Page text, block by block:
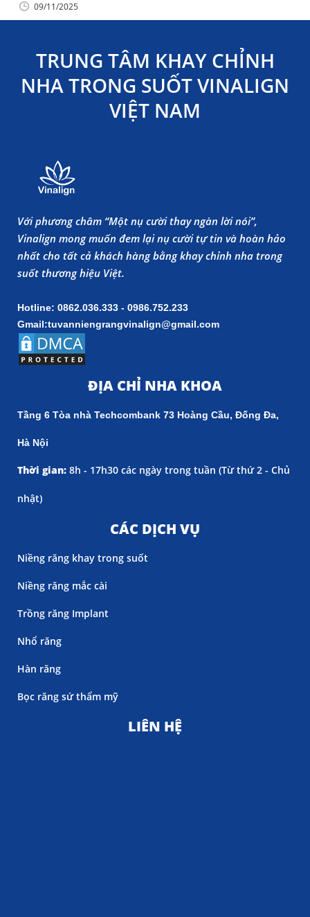
09/11/2025
TRUNG TÂM KHAY CHỈNH
NHA TRONG SUỐT VINALIGN
VIỆT NAM
Với phương châm “Một nụ cười thay ngàn lời nói”,
Vinalign mong muốn đem lại nụ cười tự tin và hoàn hảo
nhất cho tất cả khách hàng bằng khay chỉnh nha trong
suốt thương hiệu Việt.
Hotline: 0862.036.333 - 0986.752.233
Gmail:tuvanniengrangvinalign@gmail.com
ĐỊA CHỈ NHA KHOA
Tầng 6 Tòa nhà Techcombank 73 Hoàng Cầu, Đống Đa,
Hà Nội
Thời gian: 8h - 17h30 các ngày trong tuần (Từ thứ 2 - Chủ
nhật)
CÁC DỊCH VỤ
Niềng răng khay trong suốt
Niềng răng mắc cài
Trồng răng Implant
Nhổ răng
Hàn răng
Bọc răng sứ thẩm mỹ
LIÊN HỆ